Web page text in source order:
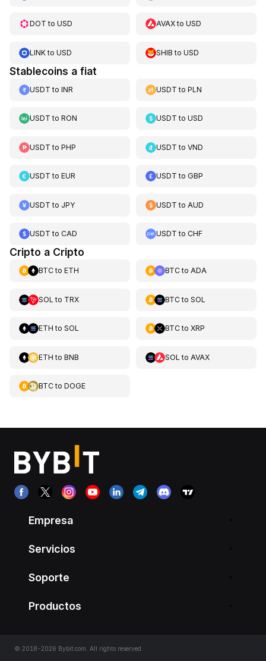
DOT to USD AVAXtoUSD
LINKto USD SHIB toUSD
Stablecoins a fiat
USDT to INR USDT toPLN
USDT to RON USDT toUSD
USDT to PHP USDT toVND
USDT to EUR USDT toGBP
USDT to JPY USDT to AUD
USDT to CAD USDT toCHF
Cripto a Cripto
BTCto ETH BTCto ADA
SOL to TRX BTCto SOL
ETH to SOL BTCto XRP
ETH to BNB SOL to AVAX
BTCto DOGE
Empresa
Servicios
Soporte
Productos
© 2018-2026 Bybit.com. All rights reserved.